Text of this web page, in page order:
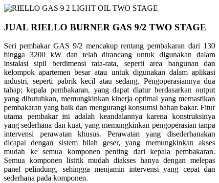
JUAL RIELLO BURNER GAS 9/2 TWO STAGE
Seri pembakar GAS 9/2 mencakup rentang pembakaran dari 130
hingga 3200 kW dan telah dirancang untuk digunakan dalam
instalasi sipil berdimensi rata-rata, seperti area bangunan dan
kelompok apartemen besar atau untuk digunakan dalam aplikasi
industri, seperti pabrik kecil atau sedang. Pengoperasiannya dua
tahap; kepala pembakaran, yang dapat diatur berdasarkan output
yang dibutuhkan, memungkinkan kinerja optimal yang memastikan
pembakaran yang baik dan mengurangi konsumsi bahan bakar. Fitur
utama pembakar ini adalah keandalannya karena konstruksinya
yang sederhana dan kuat, yang memungkinkan pengoperasian tanpa
intervensi perawatan khusus. Perawatan yang disederhanakan
dicapai dengan sistem bilah geser, yang memungkinkan akses
mudah ke semua komponen penting dari kepala pembakaran.
Semua komponen listrik mudah diakses hanya dengan melepas
panel pelindung, sehingga menjamin intervensi yang cepat dan
sederhana pada komponen.